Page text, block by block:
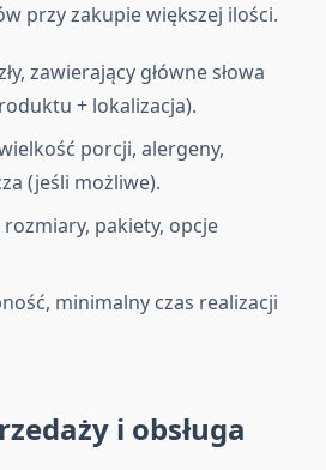
przy zakupie większej ilości.
zawierający główne słowa
+ lokalizacja).
porcji, alergeny,
(jeśli możliwe).
pakiety, opcje
minimalny czas realizacji
i obsługa